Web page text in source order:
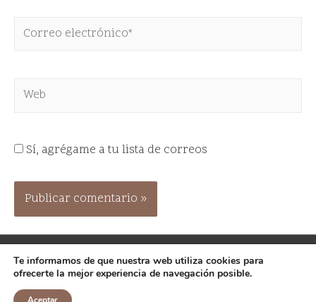
Sí, agrégame a tu lista de correos
Copyright © 2026Centro Empagenia| Desarrollado
Te informamos de que nuestra web utiliza cookies para
ofrecerte la mejor experiencia de navegación posible.